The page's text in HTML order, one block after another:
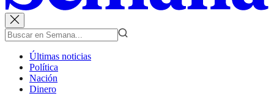
Últimas noticias
Política
Nación
Dinero